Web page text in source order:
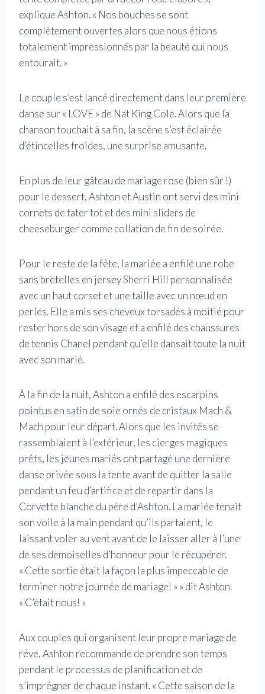
explique Ashton. « Nos bouches se sont
complètement ouvertes alors que nous étions
totalement impressionnés par la beauté qui nous
entourait. »
Le couple s’est lancé directement dans leur première
danse sur « LOVE » de Nat King Cole. Alors que la
chanson touchait à sa fin, la scène s’est éclairée
d’étincelles froides, une surprise amusante.
En plus de leur gâteau de mariage rose (bien sûr !)
pour le dessert, Ashton et Austin ont servi des mini
cornets de tater tot et des mini sliders de
cheeseburger comme collation de fin de soirée.
Pour le reste de la fête, la mariée a enfilé une robe
sans bretelles en jersey Sherri Hill personnalisée
avec un haut corset et une taille avec un nœud en
perles. Elle a mis ses cheveux torsadés à moitié pour
rester hors de son visage et a enfilé des chaussures
de tennis Chanel pendant qu’elle dansait toute la nuit
avec son marié.
À la fin de la nuit, Ashton a enfilé des escarpins
pointus en satin de soie ornés de cristaux Mach &
Mach pour leur départ. Alors que les invités se
rassemblaient à l’extérieur, les cierges magiques
prêts, les jeunes mariés ont partagé une dernière
danse privée sous la tente avant de quitter la salle
pendant un feu d’artifice et de repartir dans la
Corvette blanche du père d’Ashton. La mariée tenait
son voile à la main pendant qu’ils partaient, le
laissant voler au vent avant de le laisser aller à l’une
de ses demoiselles d’honneur pour le récupérer.
« Cette sortie était la façon la plus impeccable de
terminer notre journée de mariage! » » dit Ashton.
« C’était nous! »
Aux couples qui organisent leur propre mariage de
rêve, Ashton recommande de prendre son temps
pendant le processus de planification et de
s’imprégner de chaque instant. « Cette saison de la